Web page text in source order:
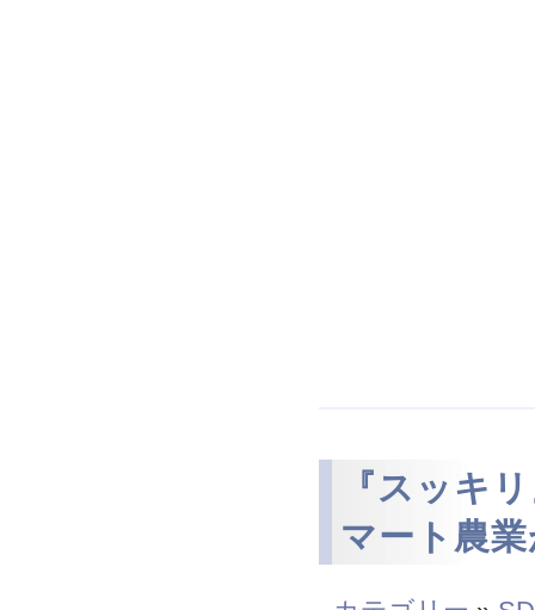
『スッキ
マート農